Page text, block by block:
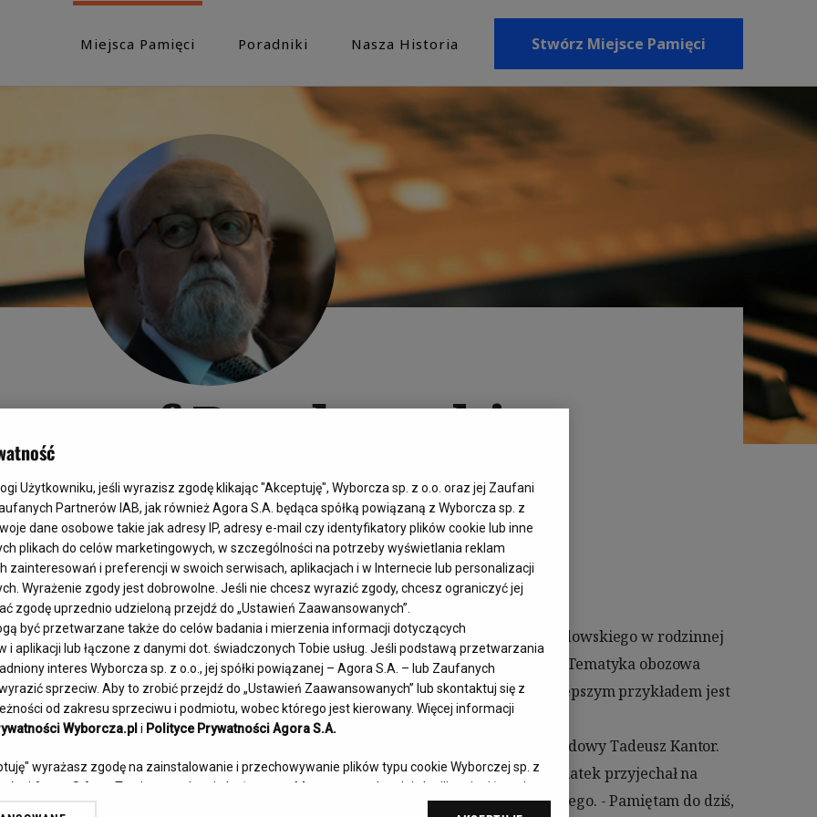
Miejsca Pamięci Poradniki Nasza Historia Stwórz Miejsce Pamięci
Penderecki
Ur.23.11.1933 Zm.29.03.2020
i najbardziej
i Szymanowskim.
zamawiały u niego
niego Lech Wałęsa
zamordowanych
„Polskie Requiem”.
nawet w opinii
w rodzinnej
Tematyka obozowa
przykładem jest
śmierci”.
Tadeusz Kantor.
przyjechał na
do dziś,
Użytkowniku, jeśli wyrazisz zgodę klikając "Akceptuję", Wyborcza sp. z o.o. oraz jej Zaufani
Partnerów IAB, jak również Agora S.A. będąca spółką powiązaną z Wyborcza sp. z
dane osobowe takie jak adresy IP, adresy e-mail czy identyfikatory plików cookie lub inne
plikach do celów marketingowych, w szczególności na potrzeby wyświetlania reklam
zainteresowań i preferencji w swoich serwisach, aplikacjach i w Internecie lub personalizacji
Wyrażenie zgody jest dobrowolne. Jeśli nie chcesz wyrazić zgody, chcesz ograniczyć jej
zgodę uprzednio udzieloną przejdź do „Ustawień Zaawansowanych”.
być przetwarzane także do celów badania i mierzenia informacji dotyczących
i aplikacji lub łączone z danymi dot. świadczonych Tobie usług. Jeśli podstawą przetwarzania
interes Wyborcza sp. z o.o., jej spółki powiązanej – Agora S.A. – lub Zaufanych
sprzeciw. Aby to zrobić przejdź do „Ustawień Zaawansowanych” lub skontaktuj się z
od zakresu sprzeciwu i podmiotu, wobec którego jest kierowany. Więcej informacji
Wyborcza.pl i Polityce Prywatności Agora S.A.
wyrażasz zgodę na zainstalowanie i przechowywanie plików typu cookie Wyborczej sp. z
i Agora S.A. na Twoim urządzeniu końcowym. Możesz też w każdej chwili zmienić swoje
ponownie wywołując narzędzie do zarządzania Twoimi preferencjami dot.